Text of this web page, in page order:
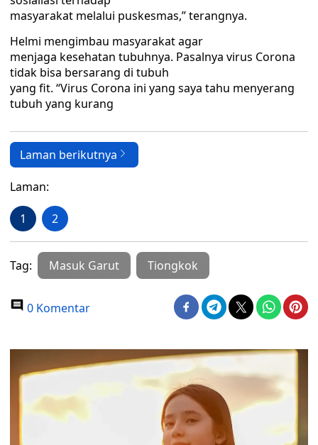
masyarakat melalui puskesmas,” terangnya.
Helmi mengimbau masyarakat agar
menjaga kesehatan tubuhnya. Pasalnya virus Corona
tidak bisa bersarang di tubuh
yang fit. “Virus Corona ini yang saya tahu menyerang
tubuh yang kurang
Laman berikutnya
Laman:
1 2
Tag: Masuk Garut Tiongkok
0 Komentar